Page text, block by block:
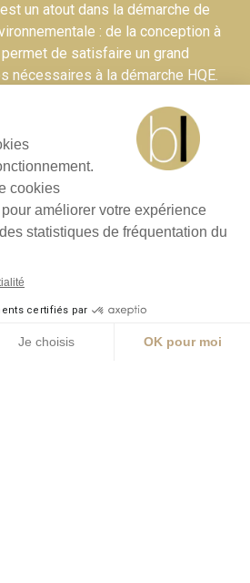
cookies
améliorer votre expérience
statistiques de fréquentation du
certifiés par
Je choisis OK pour moi
un atout dans la démarche de
: de la conception à
permet de satisfaire un grand
nécessaires à la démarche HQE.
carbone
mis en œuvre et revalorisé
de bois lamellé émet moins de
: